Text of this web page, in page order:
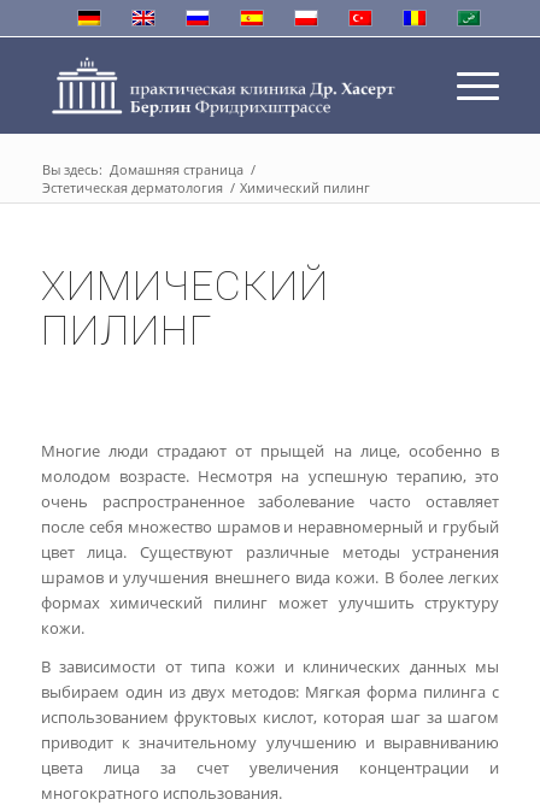
Вы здесь: Домашняя страница /
Эстетическая дерматология / Химический пилинг
ХИМИЧЕСКИЙ
ПИЛИНГ
Многие люди страдают от прыщей на лице, особенно в
молодом возрасте. Несмотря на успешную терапию, это
очень распространенное заболевание часто оставляет
после себя множество шрамов и неравномерный и грубый
цвет лица. Существуют различные методы устранения
шрамов и улучшения внешнего вида кожи. В более легких
формах химический пилинг может улучшить структуру
кожи.
В зависимости от типа кожи и клинических данных мы
выбираем один из двух методов: Мягкая форма пилинга с
использованием фруктовых кислот, которая шаг за шагом
приводит к значительному улучшению и выравниванию
цвета лица за счет увеличения концентрации и
многократного использования.